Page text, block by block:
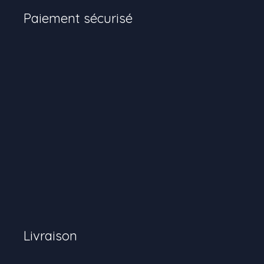
Paiement sécurisé
Livraison